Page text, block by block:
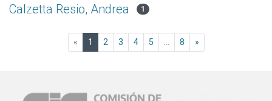
Calzetta Resio, Andrea 1
« 1 (current)
2 3 4 5 8 »